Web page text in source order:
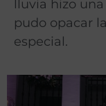
lluvia hizo
pudo opacar
especial.